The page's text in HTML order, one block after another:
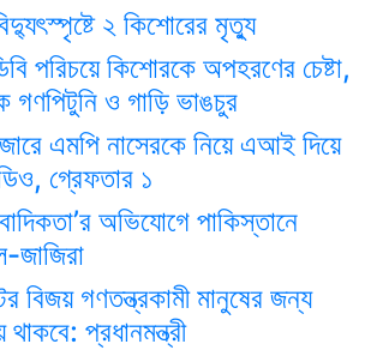
২ কিশোরের মৃত্যু
পরিচয়ে কিশোরকে অপহরণের চেষ্টা,
ও গাড়ি ভাঙচুর
এমপি নাসেরকে নিয়ে এআই দিয়ে
গ্রেফতার ১
অভিযোগে পাকিস্তানে
জাজিরা
বিজয় গণতন্ত্রকামী মানুষের জন্য
থাকবে: প্রধানমন্ত্রী